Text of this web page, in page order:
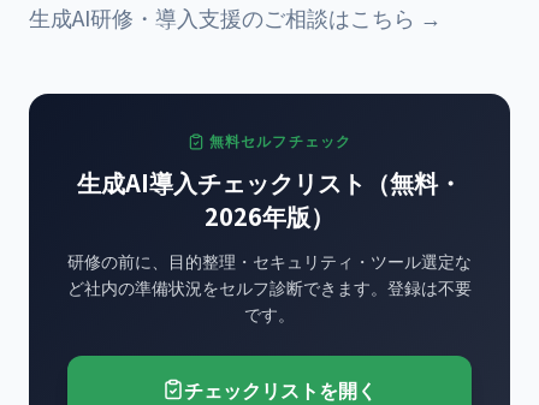
生成AI研修・導入支援のご相談はこちら →
無料セルフチェック
生成AI導入チェックリスト（無料・
2026年版）
研修の前に、目的整理・セキュリティ・ツール選定な
ど社内の準備状況をセルフ診断できます。登録は不要
です。
チェックリストを開く